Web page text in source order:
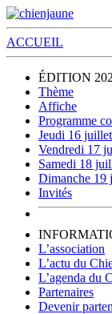
ACCUEIL
ÉDITION
Thème
Affiche
Programme
Jeudi 16 juillet
Vendredi 17
Samedi 18
Dimanche 19
Invités
L’association
L’actu du
L’agenda du
Partenaires
Devenir